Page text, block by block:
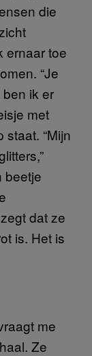
die
ernaar toe
“Je
ik er
met
staat. “Mijn
beetje
dat ze
is. Het is
me
Ze